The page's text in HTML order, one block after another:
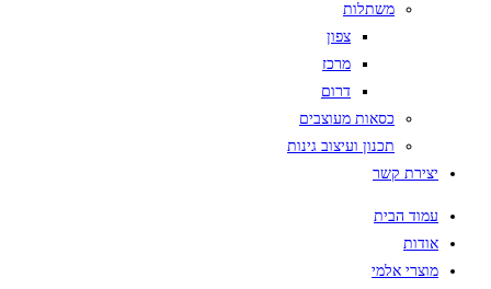
משתלות
צפון
מרכז
דרום
כסאות מעוצבים
תכנון ועיצוב גינות
יצירת קשר
עמוד הבית
אודות
מוצרי אלמי